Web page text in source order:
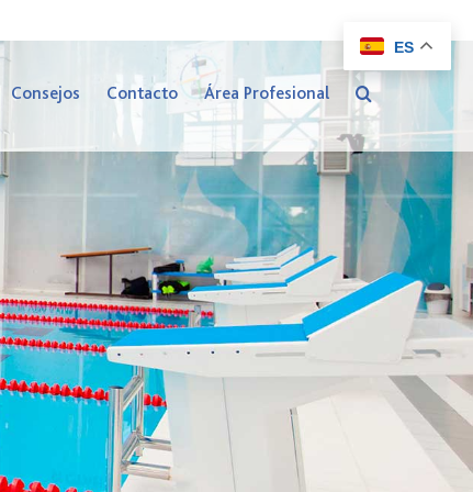
Consejos Contacto Área Profesional
ES